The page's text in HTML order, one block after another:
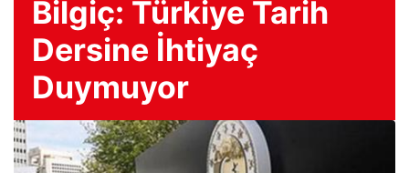
Bilgiç: Türkiye Tarih
Dersine İhtiyaç
Duymuyor